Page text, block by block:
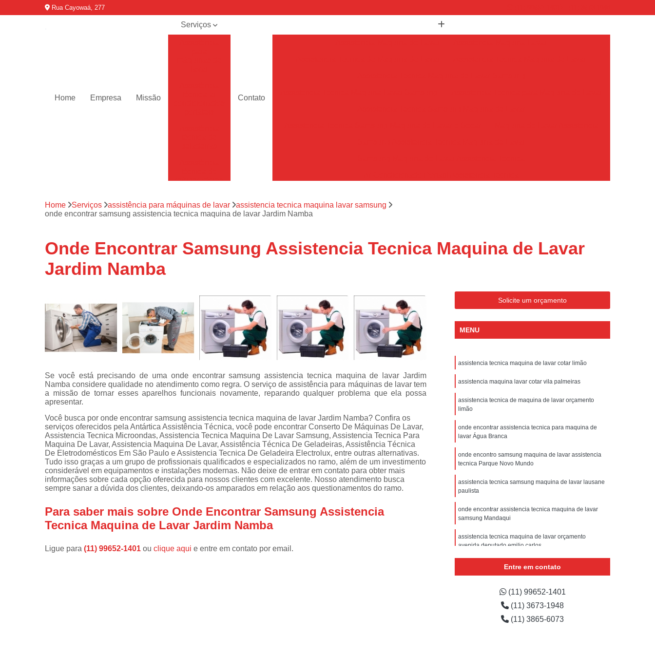
Rua Cayowaá, 277
Home Empresa Missão
Serviços
refrigeradores
técnica de
secadoras
fogão
Conserto de
máquinas de
lavar
Consertos de
Consertos de
expositoras
Instalação de
Instalação de
máquinas de
lavar roupa
Instalações de
lava e seca
Manutenções
de fogão
em freezer
Contato
Assistencia Tecnica Ar Condicionado Portatil
Assistencia Tecnica Ar Condicionado Portatil Philco
Assistencia Tecnica Ar Condicionado Tipo Portatil
Assistencia Tecnica de Ar Condicionado Portatil Philco
Assistencia Tecnica em Ar Condicionado Portatil
Assistencia Tecnica para Ar Condicionado Portatil
Assistencia Tecnica de Geladeira Electrolux
Assistencia Tecnica Electrolux Geladeira
Assistencia Tecnica Geladeira
Assistencia Tecnica Geladeira Electrolux
Assistencia Tecnica Resfriar Geladeira
Electrolux Assistencia Tecnica Geladeira
Electrolux Geladeira Assistencia Tecnica
Assistencia Tecnica de Refrigerador
Assistencia Tecnica de Refrigerador Electrolux
Assistencia Tecnica Electrolux Refrigerador
Assistencia Tecnica Refrigerador
Assistencia Tecnica Refrigerador com Defeito
Assistencia Tecnica Refrigerador com Problema
Assistencia Tecnica Refrigerador Electrolux
Assistencia Tecnica Refrigerador Não Liga
Refrigerador Assistencia Tecnica
Refrigerador Electrolux Assistencia Tecnica
Assistencia Tecnica Lavadora Secadora Samsung
Assistencia Tecnica Maquina Secadora
Assistencia Tecnica Maquina Secadora de Roupa
Assistencia Tecnica para Secadora
Assistencia Tecnica Samsung Lavadora e Secadora
Assistencia Tecnica Secadora
Assistencia Tecnica Secadora Samsung
Assistencia Tecnica de Fogão
Assistencia Tecnica Fogão
Home Serviços assistência para máquinas de lavar
assistencia tecnica maquina lavar samsung
onde encontrar samsung assistencia tecnica maquina de lavar Jardim Namba
Onde Encontrar Samsung Assistencia Tecnica Maquina de Lavar
Jardim Namba
Se você está precisando de uma onde encontrar samsung assistencia tecnica maquina de lavar Jardim
Namba considere qualidade no atendimento como regra. O serviço de assistência para máquinas de lavar tem
a missão de tornar esses aparelhos funcionais novamente, reparando qualquer problema que ela possa
apresentar.
Você busca por onde encontrar samsung assistencia tecnica maquina de lavar Jardim Namba? Confira os
serviços oferecidos pela Antártica Assistência Técnica, você pode encontrar Conserto De Máquinas De Lavar,
Assistencia Tecnica Microondas, Assistencia Tecnica Maquina De Lavar Samsung, Assistencia Tecnica Para
Maquina De Lavar, Assistencia Maquina De Lavar, Assistência Técnica De Geladeiras, Assistência Técnica
De Eletrodomésticos Em São Paulo e Assistencia Tecnica De Geladeira Electrolux, entre outras alternativas.
Tudo isso graças a um grupo de profissionais qualificados e especializados no ramo, além de um investimento
considerável em equipamentos e instalações modernas. Não deixe de entrar em contato para obter mais
informações sobre cada opção oferecida para nossos clientes com excelente. Nosso atendimento busca
sempre sanar a dúvida dos clientes, deixando-os amparados em relação aos questionamentos do ramo.
Para saber mais sobre Onde Encontrar Samsung Assistencia
Tecnica Maquina de Lavar Jardim Namba
Ligue para (11) 99652-1401 ou clique aqui e entre em contato por email.
Solicite um orçamento
MENU
assistencia tecnica maquina de lavar cotar limão
assistencia maquina lavar cotar vila palmeiras
assistencia tecnica de maquina de lavar orçamento
limão
onde encontrar assistencia tecnica para maquina de
lavar Água Branca
onde encontro samsung maquina de lavar assistencia
tecnica Parque Novo Mundo
assistencia tecnica samsung maquina de lavar lausane
paulista
onde encontrar assistencia tecnica maquina de lavar
samsung Mandaqui
assistencia tecnica maquina de lavar orçamento
avenida deputado emilio carlos
onde encontro assistencia tecnica de maquina de lavar
onde encontro assistencia tecnica maquina de lavar
samsung vila palmeiras
Entre em contato
(11) 99652-1401
(11) 3673-1948
(11) 3865-6073